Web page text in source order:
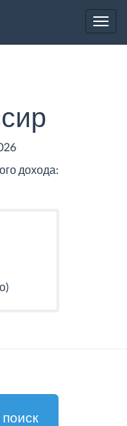
дохода: